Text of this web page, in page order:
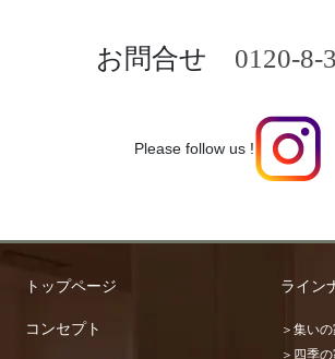
お問合せ 0120-8-
Please follow us !
トップページ
コンセプト
ライン
＞集いの
＞四季の